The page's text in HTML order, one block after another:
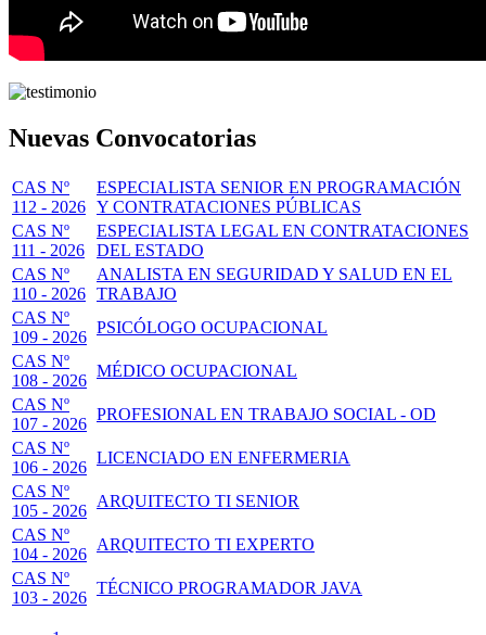
Nuevas Convocatorias
CAS Nº
112 - 2026
ESPECIALISTA SENIOR EN PROGRAMACIÓN
Y CONTRATACIONES PÚBLICAS
CAS Nº
111 - 2026
ESPECIALISTA LEGAL EN CONTRATACIONES
DEL ESTADO
CAS Nº
110 - 2026
ANALISTA EN SEGURIDAD Y SALUD EN EL
TRABAJO
CAS Nº
109 - 2026
PSICÓLOGO OCUPACIONAL
CAS Nº
108 - 2026
MÉDICO OCUPACIONAL
CAS Nº
107 - 2026
PROFESIONAL EN TRABAJO SOCIAL - OD
CAS Nº
106 - 2026
LICENCIADO EN ENFERMERIA
CAS Nº
105 - 2026
ARQUITECTO TI SENIOR
CAS Nº
104 - 2026
ARQUITECTO TI EXPERTO
CAS Nº
103 - 2026
TÉCNICO PROGRAMADOR JAVA